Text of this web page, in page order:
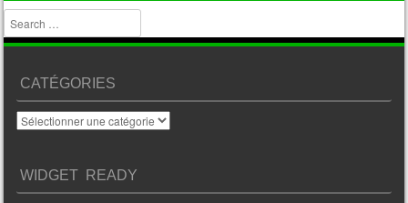
Search
CATÉGORIES
Catégories
WIDGET READY